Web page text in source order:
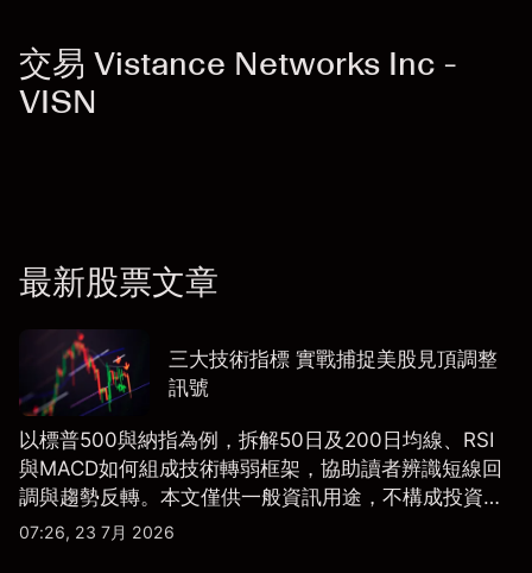
交易 Vistance Networks Inc -
VISN
最新股票文章
三大技術指標 實戰捕捉美股見頂調整
訊號
以標普500與納指為例，拆解50日及200日均線、RSI
與MACD如何組成技術轉弱框架，協助讀者辨識短線回
調與趨勢反轉。本文僅供一般資訊用途，不構成投資研
究、投資建議或任何交易推薦。
07:26, 23 7月 2026